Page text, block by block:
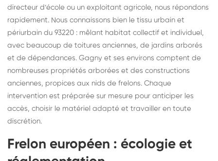
directeur d’école ou un exploitant agricole, nous répondons
rapidement. Nous connaissons bien le tissu urbain et
périurbain du 93220 : mêlant habitat collectif et individuel,
avec beaucoup de toitures anciennes, de jardins arborés
et de dépendances. Gagny et ses environs comptent de
nombreuses propriétés arborées et des constructions
anciennes, propices aux nids de frelons. Chaque
intervention est préparée sur mesure pour anticiper les
accès, choisir le matériel adapté et travailler en toute
discrétion.
Frelon européen : écologie et